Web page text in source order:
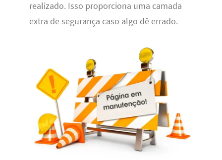
realizado. Isso proporciona uma camada
extra de segurança caso algo dê errado.